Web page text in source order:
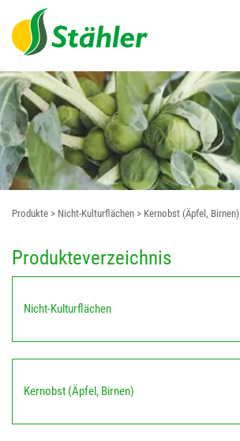
Produkte > Nicht-Kulturflächen > Kernobst (Äpfel, Birnen)
Produkteverzeichnis
Nicht-Kulturflächen
Kernobst (Äpfel, Birnen)